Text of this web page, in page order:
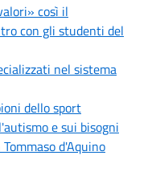
così il
con gli studenti del
nel sistema
dello sport
e sui bisogni
d'Aquino